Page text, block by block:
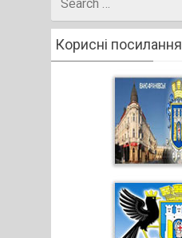
for
Корисні посилання